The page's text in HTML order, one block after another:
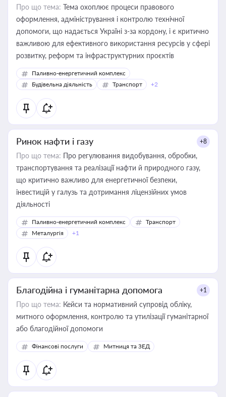
Про що тема: Тема охоплює процеси правового
оформлення, адміністрування і контролю технічної
допомоги, що надається Україні з-за кордону, і є критично
важливою для ефективного використання ресурсів у сфері
розвитку, реформ та інфраструктурних проєктів
Паливно-енергетичний комплекс
Будівельна діяльність
Транспорт +2
Ринок нафти і газу +8
Про що тема: Про регулювання видобування, обробки,
транспортування та реалізації нафти й природного газу,
що критично важливо для енергетичної безпеки,
інвестицій у галузь та дотримання ліцензійних умов
діяльності
Паливно-енергетичний комплекс
Транспорт
Металургія
+1
Благодійна і гуманітарна допомога +1
Про що тема: Кейси та нормативний супровід обліку,
митного оформлення, контролю та утилізації гуманітарної
або благодійної допомоги
Фінансові послуги Митниця та ЗЕД